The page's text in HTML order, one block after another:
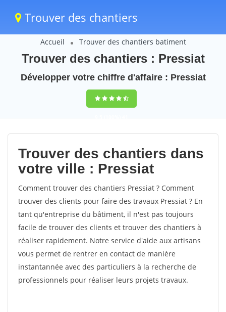
Trouver des chantiers
Accueil Trouver des chantiers batiment
Trouver des chantiers : Pressiat
Développer votre chiffre d'affaire : Pressiat
9,5(100%)41
votes
Trouver des chantiers dans
votre ville : Pressiat
Comment trouver des chantiers Pressiat ? Comment
trouver des clients pour faire des travaux Pressiat ? En
tant qu'entreprise du bâtiment, il n'est pas toujours
facile de trouver des clients et trouver des chantiers à
réaliser rapidement. Notre service d'aide aux artisans
vous permet de rentrer en contact de manière
instantannée avec des particuliers à la recherche de
professionnels pour réaliser leurs projets travaux.